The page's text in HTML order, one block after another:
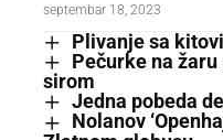
septembar 18, 2023
Plivanje sa
Pečurke na
sirom
Jedna pobeda
Nolanov